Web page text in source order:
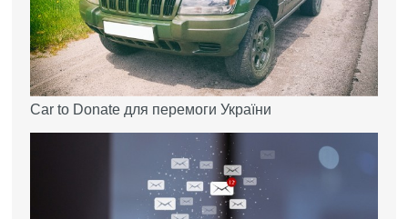
Car to Donate для перемоги України